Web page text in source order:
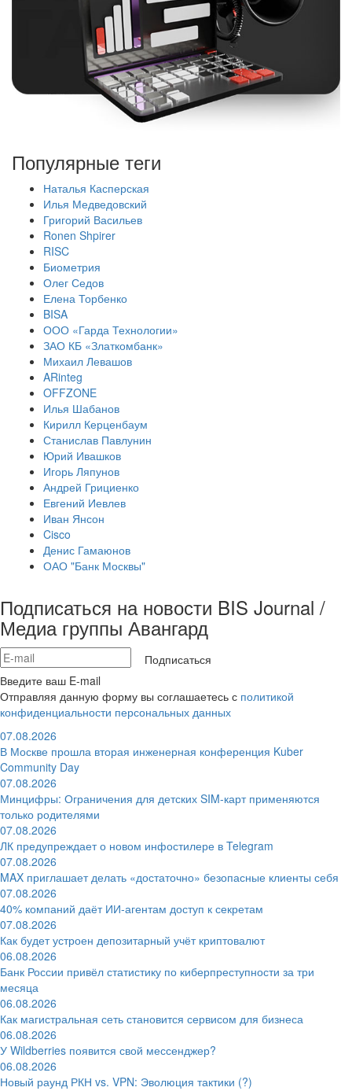
Популярные теги
Наталья Касперская
Илья Медведовский
Григорий Васильев
Ronen Shpirer
RISC
Биометрия
Олег Седов
Елена Торбенко
BISA
ООО «Гарда Технологии»
ЗАО КБ «Златкомбанк»
Михаил Левашов
ARinteg
OFFZONE
Илья Шабанов
Кирилл Керценбаум
Станислав Павлунин
Юрий Ивашков
Игорь Ляпунов
Андрей Грициенко
Евгений Иевлев
Иван Янсон
Cisco
Денис Гамаюнов
ОАО "Банк Москвы"
Подписаться на новости BIS Journal /
Медиа группы Авангард
Подписаться
Введите ваш E-mail
Отправляя данную форму вы соглашаетесь с политикой
конфиденциальности персональных данных
07.08.2026
В Москве прошла вторая инженерная конференция Kuber
Community Day
07.08.2026
Минцифры: Ограничения для детских SIM-карт применяются
только родителями
07.08.2026
ЛК предупреждает о новом инфостилере в Telegram
07.08.2026
MAX приглашает делать «достаточно» безопасные клиенты себя
07.08.2026
40% компаний даёт ИИ‑агентам доступ к секретам
07.08.2026
Как будет устроен депозитарный учёт криптовалют
06.08.2026
Банк России привёл статистику по киберпреступности за три
месяца
06.08.2026
Как магистральная сеть становится сервисом для бизнеса
06.08.2026
У Wildberries появится свой мессенджер?
06.08.2026
Новый раунд РКН vs. VPN: Эволюция тактики (?)